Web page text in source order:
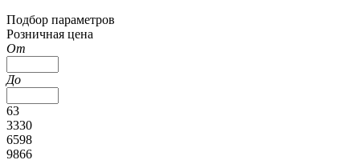
Подбор параметров
Розничная цена
От
До
63
3330
6598
9866